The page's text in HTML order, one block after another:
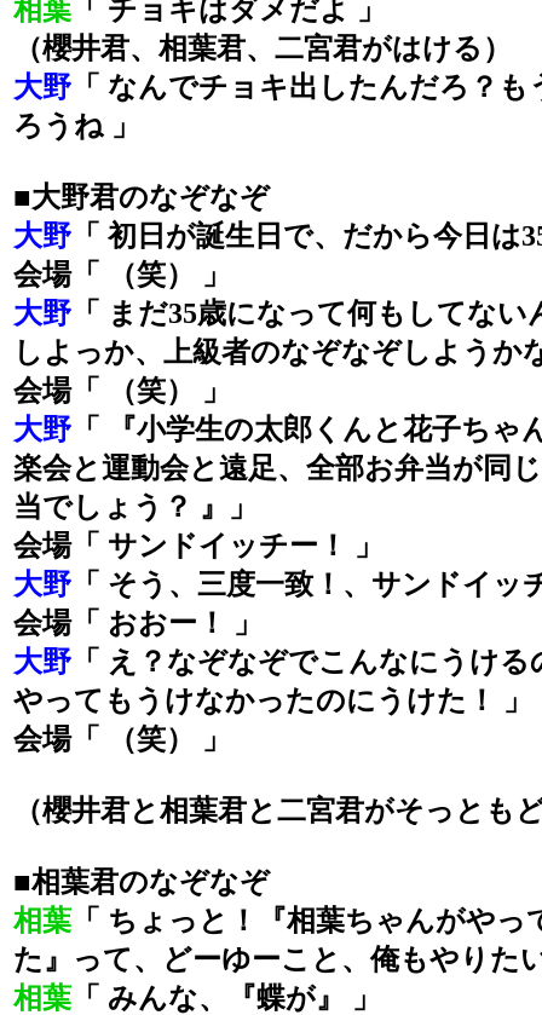
相葉 「 チョキはダメだよ 」
（櫻井君、相葉君、二宮君がはける）
大野 「 なんでチョキ出したんだろ？
ろうね 」
■大野君のなぞなぞ
大野 「 初日が誕生日で、だから今日は
会場「 （笑） 」
大野 「 まだ35歳になって何もしてな
しよっか、上級者のなぞなぞしようか
会場「 （笑） 」
大野 「 『小学生の太郎くんと花子ちゃ
楽会と運動会と遠足、全部お弁当が同
当でしょう？ 』」
会場「 サンドイッチー！ 」
大野 「 そう、三度一致！、サンドイッ
会場「 おおー！ 」
大野 「 え？なぞなぞでこんなにうけ
やってもうけなかったのにうけた！ 」
会場「 （笑） 」
（櫻井君と相葉君と二宮君がそっとも
■相葉君のなぞなぞ
相葉 「 ちょっと！『相葉ちゃんがや
た』って、どーゆーこと、俺もやりた
相葉 「 みんな、『蝶が』 」